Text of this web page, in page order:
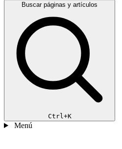
Buscar páginas y artículos
Ctrl+K
Menú